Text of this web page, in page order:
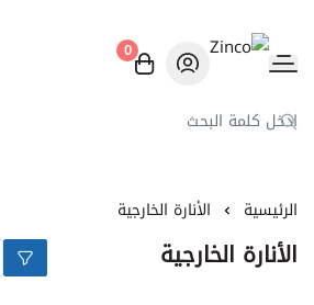
Zinco
0
الرئيسية الأنارة الخارجية
الأنارة الخارجية